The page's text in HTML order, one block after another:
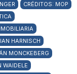
CRÉDITOS: MOP
HARNISCH
MONCKEBERG
WAIDELE